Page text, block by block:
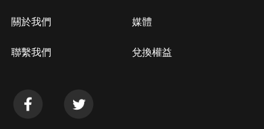
關於我們
聯繫我們
媒體
兌換權益